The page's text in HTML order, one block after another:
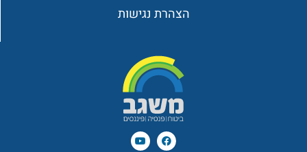
הצהרת נגישות